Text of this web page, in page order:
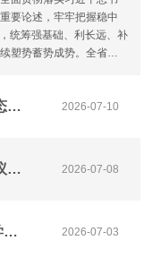
要论述，牢牢把握稳中
统筹强基础、利长远、补
塑势蓄势成势。全省经
省社科院召开2026年第二次意识形态工作会 2026-07-10
省社科院召开党委会 秦保强主持会议并讲话 2026-07-08
省社科院召开党委理论学习中心组学习（扩大）会议 深入学习贯彻习近平党建思想 认真学习领会习近平总书记在庆祝中国共产党成立105周年大会上的重要讲话精神 2026-07-03